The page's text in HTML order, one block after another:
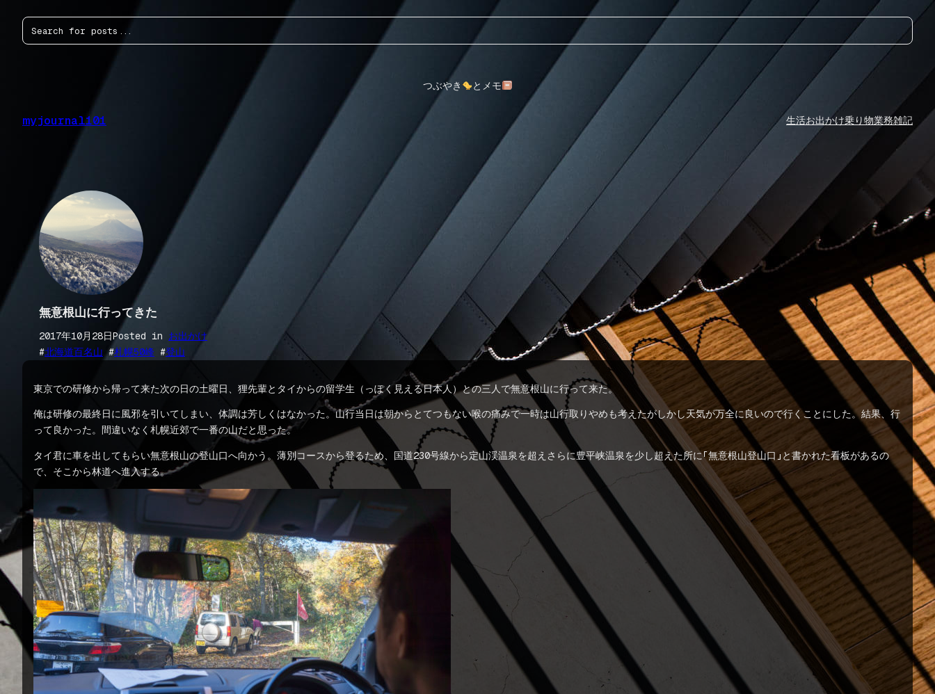
検
索
つぶやき とメモ
myjournal101 生活お出かけ乗り物業務雑記
無意根山に行ってきた
2017年10月28日Posted in お出かけ
#北海道百名山 #札幌50峰 #登山
東京での研修から帰って来た次の日の土曜日、狸先輩とタイからの留学生（っぽく見える日本人）との三人で無意根山に行って来た。
俺は研修の最終日に風邪を引いてしまい、体調は芳しくはなかった。山行当日は朝からとてつもない喉の痛みで一時は山行取りやめも考えたがしかし天気が万全に良いので行くことにした。結果、行
って良かった。間違いなく札幌近郊で一番の山だと思った。
タイ君に車を出してもらい無意根山の登山口へ向かう。薄別コースから登るため、国道230号線から定山渓温泉を超えさらに豊平峡温泉を少し超えた所に「無意根山登山口」と書かれた看板があるの
で、そこから林道へ進入する。